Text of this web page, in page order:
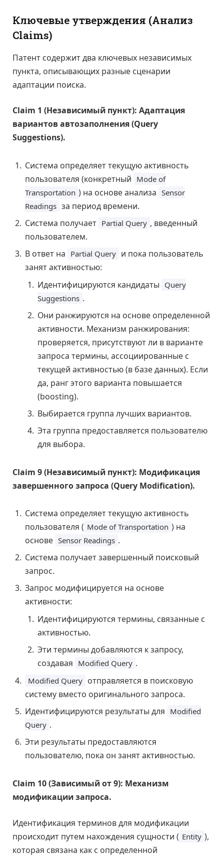
Ключевые утверждения (Анализ
Claims)
Патент содержит два ключевых независимых
пункта, описывающих разные сценарии
адаптации поиска.
Claim 1 (Независимый пункт): Адаптация
вариантов автозаполнения (Query
Suggestions).
Система определяет текущую активность
пользователя (конкретный Mode of
Transportation ) на основе анализа Sensor
Readings за период времени.
Система получает Partial Query , введенный
пользователем.
В ответ на Partial Query и пока пользователь
занят активностью:
Идентифицируются кандидаты Query
Suggestions .
Они ранжируются на основе определенной
активности. Механизм ранжирования:
проверяется, присутствуют ли в варианте
запроса термины, ассоциированные с
текущей активностью (в базе данных). Если
да, ранг этого варианта повышается
(boosting).
Выбирается группа лучших вариантов.
Эта группа предоставляется пользователю
для выбора.
Claim 9 (Независимый пункт): Модификация
завершенного запроса (Query Modification).
Система определяет текущую активность
пользователя ( Mode of Transportation ) на
основе Sensor Readings .
Система получает завершенный поисковый
запрос.
Запрос модифицируется на основе
активности:
Идентифицируются термины, связанные с
активностью.
Эти термины добавляются к запросу,
создавая Modified Query .
Modified Query отправляется в поисковую
систему вместо оригинального запроса.
Идентифицируются результаты для Modified
Query .
Эти результаты предоставляются
пользователю, пока он занят активностью.
Claim 10 (Зависимый от 9): Механизм
модификации запроса.
Идентификация терминов для модификации
происходит путем нахождения сущности ( Entity ),
которая связана как с определенной